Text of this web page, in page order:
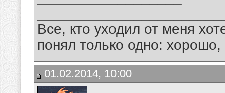
Все, кто уходил от меня
понял только одно:
01.02.2014, 10:00